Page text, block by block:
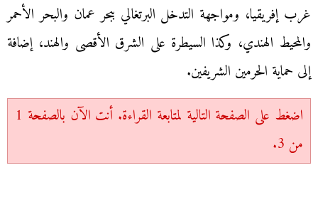
غرب إفريقيا، ومواجهة التدخل البرتغالي ببحر عمان والبحر الأحمر
والمحيط الهندي، وكذا السيطرة على الشرق الأقصى والهند، إضافة
إلى حماية الحرمين الشريفين.
اضغط على الصفحة التالية لمتابعة القراءة. أنت الآن بالصفحة 1
من 3.